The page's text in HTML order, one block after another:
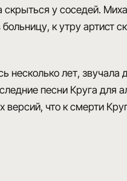
у соседей.
к утру артист
несколько лет, звучала
песни Круга для
версий, что к смерти